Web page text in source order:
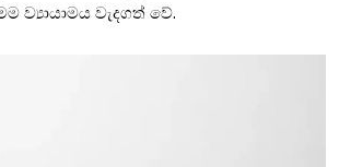
ව්‍යායාමය වැදගත් වේ.